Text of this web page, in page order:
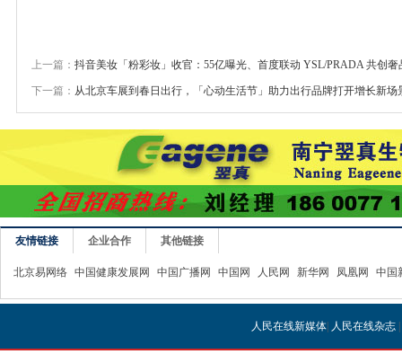
上一篇： 抖音美妆「粉彩妆」收官：55亿曝光、首度联动 YSL/PRADA 共创奢
下一篇： 从北京车展到春日出行，「心动生活节」助力出行品牌打开增长新场
友情链接 企业合作 其他链接
北京易网络 中国健康发展网 中国广播网 中国网 人民网 新华网 凤凰网 中国
人民在线新媒体| 人民在线杂志|